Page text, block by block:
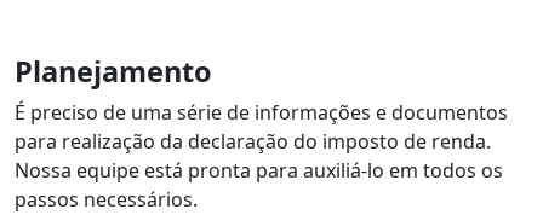
Planejamento
É preciso de uma série de informações e documentos
para realização da declaração do imposto de renda.
Nossa equipe está pronta para auxiliá-lo em todos os
passos necessários.